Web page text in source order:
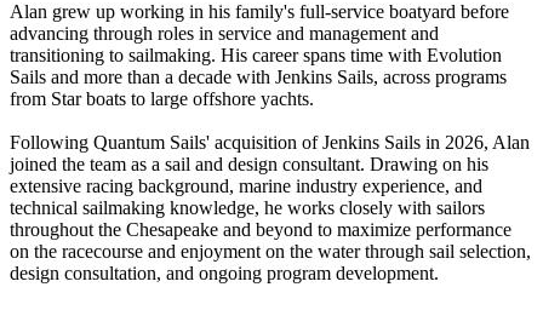
Alan grew up working in his family's full-service boatyard before
advancing through roles in service and management and
transitioning to sailmaking. His career spans time with Evolution
Sails and more than a decade with Jenkins Sails, across programs
from Star boats to large offshore yachts.
Following Quantum Sails' acquisition of Jenkins Sails in 2026, Alan
joined the team as a sail and design consultant. Drawing on his
extensive racing background, marine industry experience, and
technical sailmaking knowledge, he works closely with sailors
throughout the Chesapeake and beyond to maximize performance
on the racecourse and enjoyment on the water through sail selection,
design consultation, and ongoing program development.